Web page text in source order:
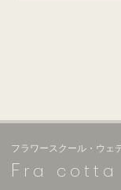
フラワースクール・ウェ
F ra cotta